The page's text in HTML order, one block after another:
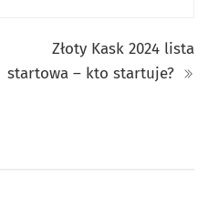
Złoty Kask 2024 lista
startowa – kto startuje?